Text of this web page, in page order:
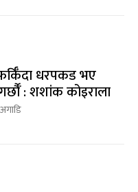
धरपकड भए
: शशांक कोइराला